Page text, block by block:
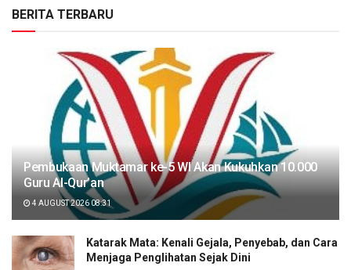
BERITA TERBARU
Pembukaan Muktamar ke-5 WI Akan Kukuhkan 10.000
Guru Al-Qur’an
4 AUGUST 2026 08:31
Katarak Mata: Kenali Gejala, Penyebab, dan Cara
Menjaga Penglihatan Sejak Dini